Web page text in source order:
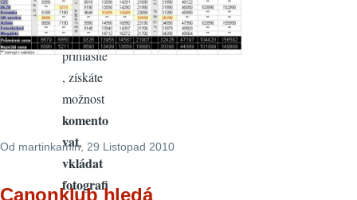
Od martinkamin, 29 Listopad 2010
Canonklub hledá
zaregistr
ujete a
přihlásíte
, získáte
možnost
komento
vat,
vkládat
fotografi